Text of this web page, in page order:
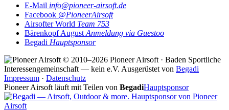
E-Mail info@pioneer-airsoft.de
Facebook @PioneerAirsoft
Airsofter World Team 753
Bärenkopf August Anmeldung via Guestoo
Begadi Hauptsponsor
© 2010–2026 Pioneer Airsoft · Baden Sportliche
Interessengemeinschaft — kein e.V. Ausgerüstet von Begadi
Impressum · Datenschutz
Pioneer Airsoft läuft mit Teilen von BegadiHauptsponsor